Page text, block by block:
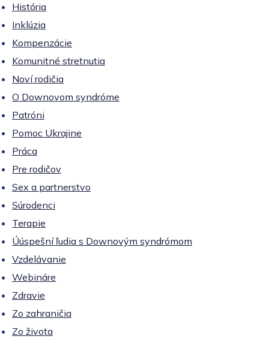
História
Inklúzia
Kompenzácie
Komunitné stretnutia
Noví rodičia
O Downovom syndróme
Patróni
Pomoc Ukrajine
Práca
Pre rodičov
Sex a partnerstvo
Súrodenci
Terapie
Úúspešní ľudia s Downovým syndrómom
Vzdelávanie
Webináre
Zdravie
Zo zahraničia
Zo života